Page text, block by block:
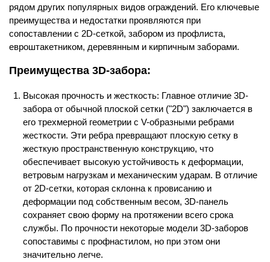
рядом других популярных видов ограждений. Его ключевые
преимущества и недостатки проявляются при
сопоставлении с 2D-сеткой, забором из профлиста,
евроштакетником, деревянным и кирпичным заборами.
Преимущества 3D-забора:
Высокая прочность и жесткость: Главное отличие 3D-
забора от обычной плоской сетки ("2D") заключается в
его трехмерной геометрии с V-образными ребрами
жесткости. Эти ребра превращают плоскую сетку в
жесткую пространственную конструкцию, что
обеспечивает высокую устойчивость к деформации,
ветровым нагрузкам и механическим ударам. В отличие
от 2D-сетки, которая склонна к провисанию и
деформации под собственным весом, 3D-панель
сохраняет свою форму на протяжении всего срока
службы. По прочности некоторые модели 3D-заборов
сопоставимы с профнастилом, но при этом они
значительно легче.